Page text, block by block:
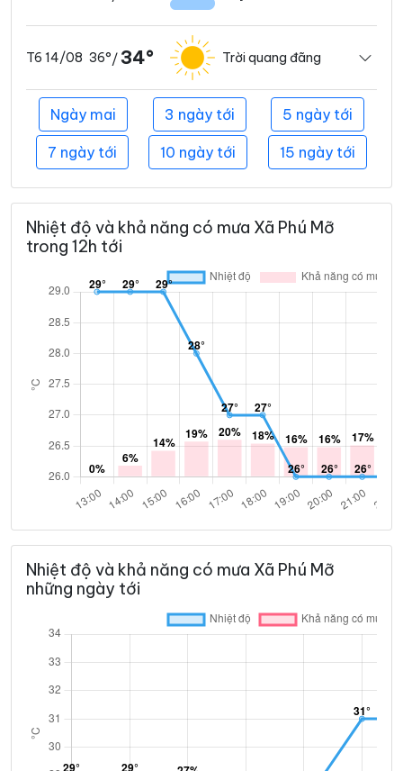
T6 14/08 36°/ 34° Trời quang đãng
Ngày mai 3 ngày tới 5 ngày tới
7 ngày tới 10 ngày tới 15 ngày tới
Nhiệt độ và khả năng có mưa Xã Phú Mỡ
trong 12h tới
Nhiệt độ và khả năng có mưa Xã Phú Mỡ
những ngày tới